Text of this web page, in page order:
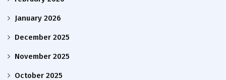
January 2026
December 2025
November 2025
October 2025